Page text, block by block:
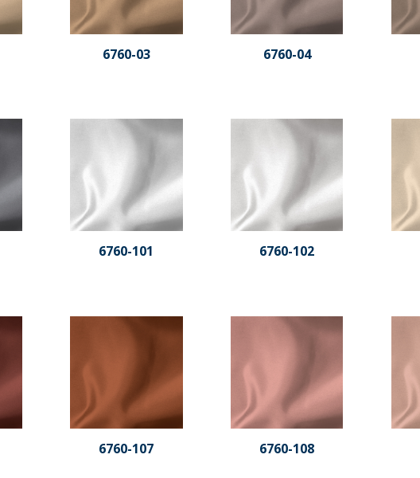
6760-03 6760-04
6760-101 6760-102
6760-107 6760-108